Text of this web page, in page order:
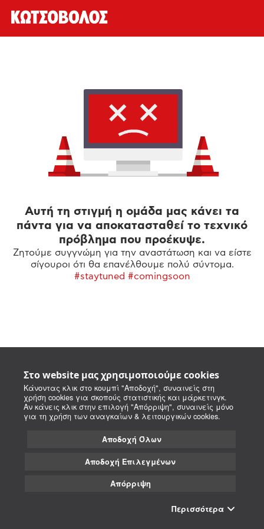
Στο website μας χρησιμοποιούμε cookies
Κάνοντας κλικ στο κουμπί "Αποδοχή", συναινείς στη
χρήση cookies για σκοπούς στατιστικής και μάρκετινγκ.
Αν κάνεις κλικ στην επιλογή "Απόρριψη", συναινείς μόνο
για τη χρήση των αναγκαίων & λειτουργικών cookies.
Αποδοχή Όλων
Αποδοχή Επιλεγμένων
Απόρριψη
Περισσότερα
Αυτή τη στιγμή η ομάδα μας κάνει τα
πάντα για να αποκατασταθεί το τεχνικό
πρόβλημα που προέκυψε.
Ζητούμε συγγνώμη για την αναστάτωση και να είστε
σίγουροι ότι θα επανέλθουμε πολύ σύντομα.
#staytuned #comingsoon